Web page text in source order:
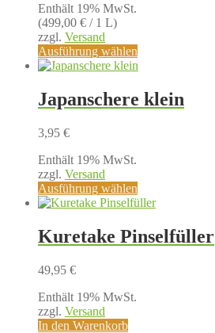
Enthält 19% MwSt.
(499,00 € / 1 L)
zzgl. Versand
Ausführung wählen
Produkt
mehrere
Varianten
auf
der
Produktseite
werden
Japanschere klein
3,95 €
Enthält 19% MwSt.
zzgl. Versand
Ausführung wählen
Produkt
mehrere
Varianten
Kuretake Pinselfüller
49,95 €
Enthält 19% MwSt.
zzgl. Versand
In den Warenkorb